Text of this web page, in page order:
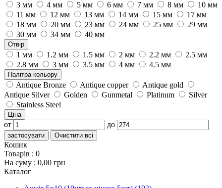
3 мм 4 мм 5 мм 6 мм 7 мм 8 мм
10 мм
11 мм
12 мм 13 мм 14 мм 15 мм
17 мм
18 мм
20 мм 23 мм 24 мм 25 мм
29 мм
30 мм
34 мм 40 мм
Отвір
1 мм 1.2 мм 1.5 мм 2 мм 2.2 мм
2.5 мм
2.8 мм
3 мм 3.5 мм 4 мм 4.5 мм
Палітра кольору
Antique Bronze Antique copper
Antique gold
Antique Silver
Golden Gunmetal Platinum
Silver
Stainless Steel
Ціна
от до
застосувати Очистити всі
Кошик
Товарів : 0
На суму : 0,00 грн
Каталог